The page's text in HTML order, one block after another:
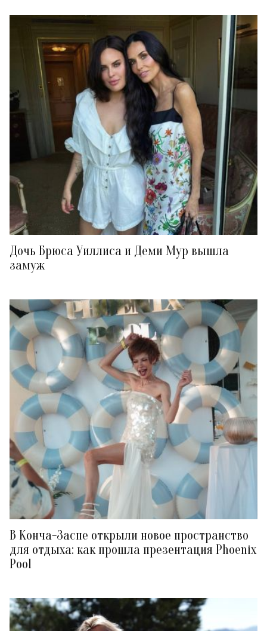
Дочь Брюса Уиллиса и Деми Мур вышла
замуж
В Конча-Заспе открыли новое пространство
для отдыха: как прошла презентация Phoenix
Pool